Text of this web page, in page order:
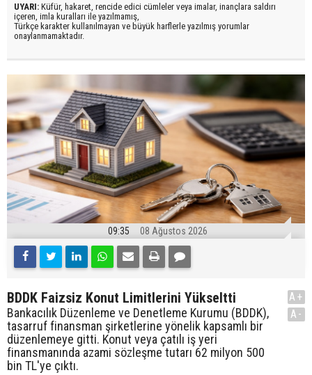
UYARI: Küfür, hakaret, rencide edici cümleler veya imalar, inançlara saldırı
içeren, imla kuralları ile yazılmamış,
Türkçe karakter kullanılmayan ve büyük harflerle yazılmış yorumlar
onaylanmamaktadır.
09:35 08 Ağustos 2026
BDDK Faizsiz Konut Limitlerini Yükseltti
Bankacılık Düzenleme ve Denetleme Kurumu (BDDK),
tasarruf finansman şirketlerine yönelik kapsamlı bir
düzenlemeye gitti. Konut veya çatılı iş yeri
finansmanında azami sözleşme tutarı 62 milyon 500
bin TL'ye çıktı.
A+
A-